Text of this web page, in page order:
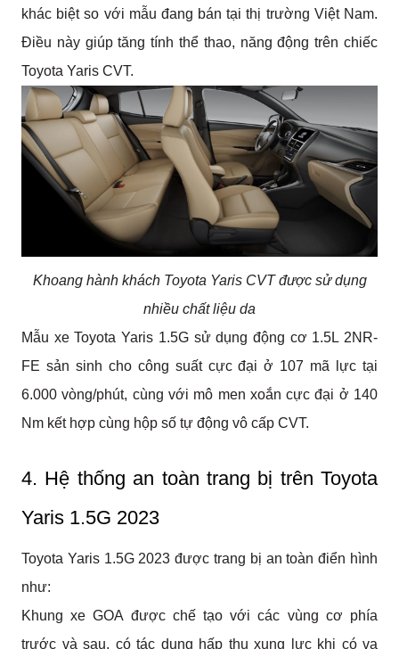
khác biệt so với mẫu đang bán tại thị trường Việt Nam.
Điều này giúp tăng tính thể thao, năng động trên chiếc
Toyota Yaris CVT.
Khoang hành khách Toyota Yaris CVT được sử dụng
nhiều chất liệu da
Mẫu xe Toyota Yaris 1.5G sử dụng động cơ 1.5L 2NR-
FE sản sinh cho công suất cực đại ở 107 mã lực tại
6.000 vòng/phút, cùng với mô men xoắn cực đại ở 140
Nm kết hợp cùng hộp số tự động vô cấp CVT.
4. Hệ thống an toàn trang bị trên Toyota
Yaris 1.5G 2023
Toyota Yaris 1.5G 2023 được trang bị an toàn điển hình
như:
Khung xe GOA được chế tạo với các vùng cơ phía
trước và sau, có tác dụng hấp thụ xung lực khi có va